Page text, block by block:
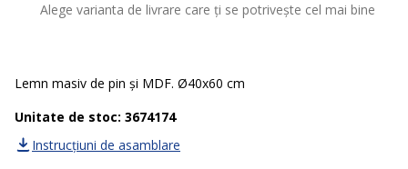
Alege varianta de livrare care ți se potrivește cel mai bine
Lemn masiv de pin și MDF. Ø40x60 cm
Unitate de stoc: 3674174
Instrucțiuni de asamblare